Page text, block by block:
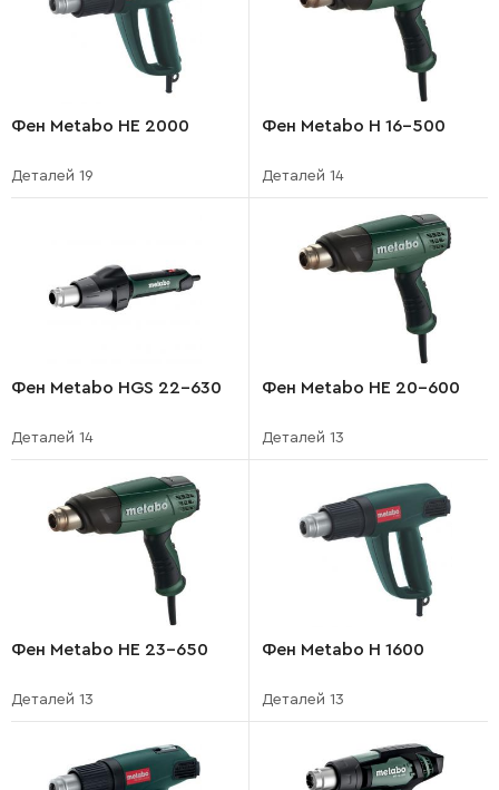
Фен Metabo HE 2000
Деталей 19
Фен Metabo H 16-500
Деталей 14
Фен Metabo HGS 22-630
Деталей 14
Фен Metabo HE 20-600
Деталей 13
Фен Metabo HE 23-650
Деталей 13
Фен Metabo H 1600
Деталей 13